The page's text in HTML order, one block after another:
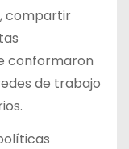
compartir
conformaron
de trabajo